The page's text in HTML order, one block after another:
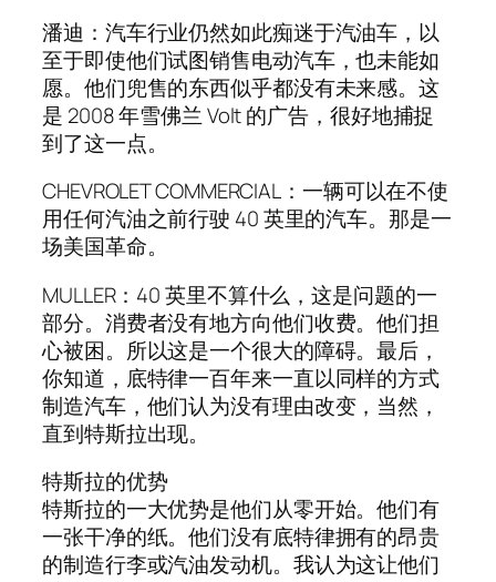
潘迪：汽车行业仍然如此痴迷于汽油车，以
至于即使他们试图销售电动汽车，也未能如
愿。他们兜售的东西似乎都没有未来感。这
是 2008 年雪佛兰 Volt 的广告，很好地捕捉
到了这一点。
CHEVROLET COMMERCIAL：一辆可以在不使
用任何汽油之前行驶 40 英里的汽车。那是一
场美国革命。
MULLER：40 英里不算什么，这是问题的一
部分。消费者没有地方向他们收费。他们担
心被困。所以这是一个很大的障碍。最后，
你知道，底特律一百年来一直以同样的方式
制造汽车，他们认为没有理由改变，当然，
直到特斯拉出现。
特斯拉的优势
特斯拉的一大优势是他们从零开始。他们有
一张干净的纸。他们没有底特律拥有的昂贵
的制造行李或汽油发动机。我认为这让他们